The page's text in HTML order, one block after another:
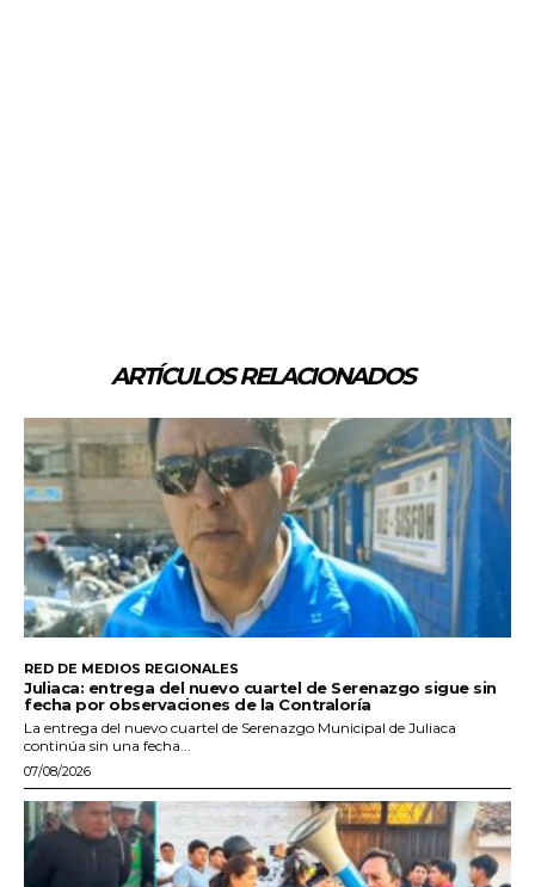
ARTÍCULOS RELACIONADOS
RED DE MEDIOS REGIONALES
Juliaca: entrega del nuevo cuartel de Serenazgo sigue sin
fecha por observaciones de la Contraloría
La entrega del nuevo cuartel de Serenazgo Municipal de Juliaca
continúa sin una fecha...
07/08/2026